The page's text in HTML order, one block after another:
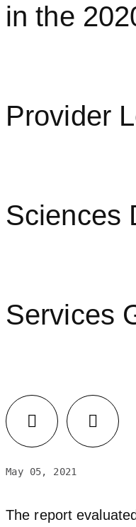
in the
Provider
Sciences
Services
May 05, 2021
The report